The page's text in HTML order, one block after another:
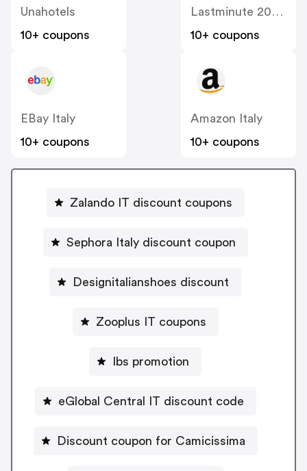
Unahotels
10+ coupons
Lastminute 2018 IT
10+ coupons
EBay Italy
10+ coupons
Amazon Italy
10+ coupons
Zalando IT discount coupons
Sephora Italy discount coupon
Designitalianshoes discount
Zooplus IT coupons
Ibs promotion
eGlobal Central IT discount code
Discount coupon for Camicissima